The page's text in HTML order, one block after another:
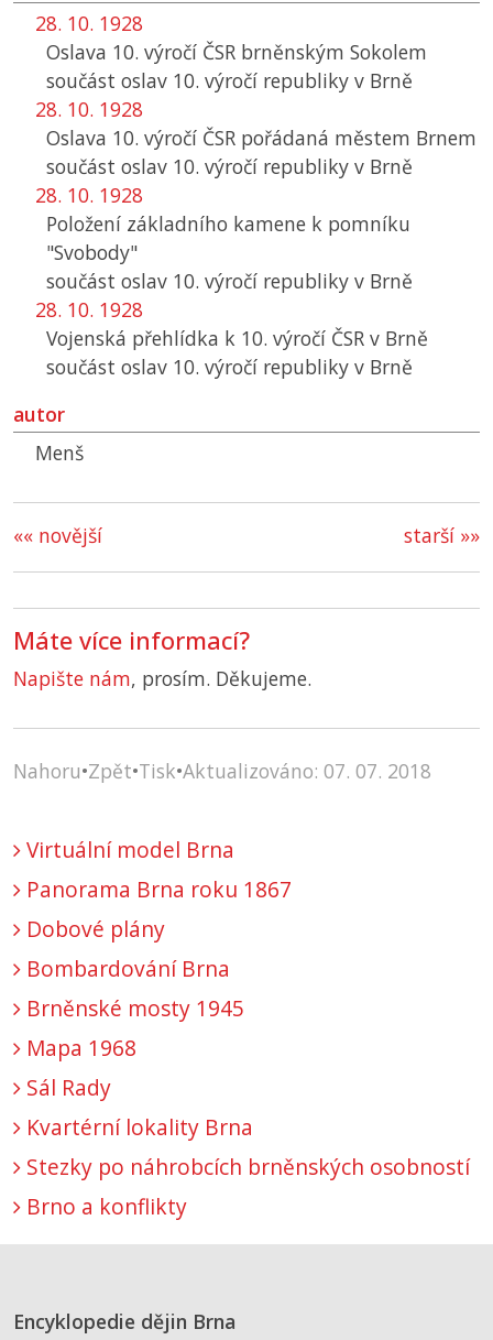
28. 10. 1928
Oslava 10. výročí ČSR brněnským Sokolem
součást oslav 10. výročí republiky v Brně
28. 10. 1928
Oslava 10. výročí ČSR pořádaná městem Brnem
součást oslav 10. výročí republiky v Brně
28. 10. 1928
Položení základního kamene k pomníku
"Svobody"
součást oslav 10. výročí republiky v Brně
28. 10. 1928
Vojenská přehlídka k 10. výročí ČSR v Brně
součást oslav 10. výročí republiky v Brně
autor
Menš
starší »»
«« novější
Máte více informací?
Napište nám, prosím. Děkujeme.
Nahoru•Zpět•Tisk•Aktualizováno: 07. 07. 2018
Virtuální model Brna
Panorama Brna roku 1867
Dobové plány
Bombardování Brna
Brněnské mosty 1945
Mapa 1968
Sál Rady
Kvartérní lokality Brna
Stezky po náhrobcích brněnských osobností
Brno a konflikty
Encyklopedie dějin Brna